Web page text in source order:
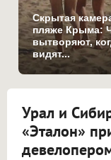
Скрытая
пляже Крыма:
вытворяют,
видят...
Урал и
«Эталон»